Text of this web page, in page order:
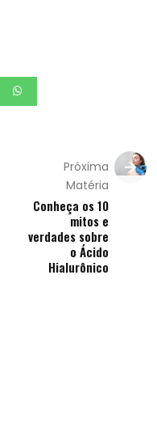
Próxima
Matéria
Conheça os 10
mitos e
verdades sobre
o Ácido
Hialurônico